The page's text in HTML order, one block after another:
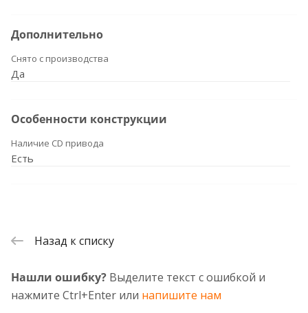
Дополнительно
Снято с производства
Да
Особенности конструкции
Наличие CD привода
Есть
Назад к списку
Нашли ошибку? Выделите текст с ошибкой и
нажмите Ctrl+Enter или напишите нам